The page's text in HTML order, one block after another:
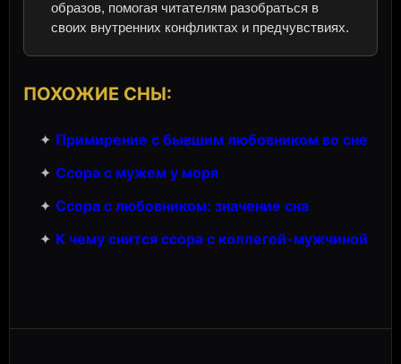
образов, помогая читателям разобраться в
своих внутренних конфликтах и предчувствиях.
ПОХОЖИЕ СНЫ:
✦ Примирение с бывшим любовником во сне
✦ Ссора с мужем у моря
✦ Ссора с любовником: значение сна
✦ К чему снится ссора с коллегой-мужчиной